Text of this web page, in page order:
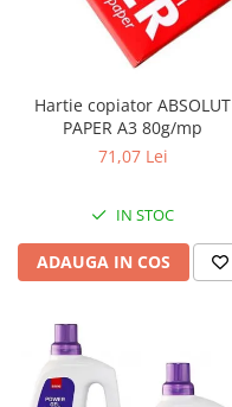
Hartie copiator ABSOLUT
PAPER A3 80g/mp
71,07 Lei
IN STOC
ADAUGA IN COS